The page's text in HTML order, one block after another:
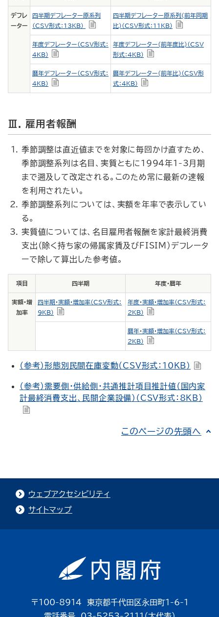
デフレ
ーター
四半期デフレーター原系列
（CSV形式：13KB）
四半期デフレーター原系列(前年同期
比)（CSV形式：11KB）
年度デフレーター（CSV形式：
4KB）
年度デフレーター(前年度比)（CSV
形式：4KB）
暦年デフレーター（CSV形式：
4KB）
暦年デフレーター(前年比)（CSV形
式：4KB）
Ⅲ. 雇用者報酬
季節調整は直近値までを対象に毎回かけ直すため、
季節調整系列は名目、実質ともに1994年1-3月期
まで遡及して改定される。このため常に最新の速報
を利用されたい。
季節調整系列については、実額を年率で表示してい
る。
実質値については、名目雇用者報酬を家計最終消費
支出（除く持ち家の帰属家賃及びFISIM）デフレータ
ーで除して算出した参考値。
項目 四半期 年度・暦年
実額・増
加率
四半期・実額・増加率（CSV形式：
9KB）
年度・実額・増加率（CSV形式：
2KB）
暦年・実額・増加率（CSV形式：
2KB）
（参考）形態別民間在庫変動（CSV形式：10KB）
（参考）需要側・供給側・共通推計項目推計値（国内家
計最終消費支出、民間企業設備）（CSV形式：8KB）
このページの先頭へ
ウェブアクセシビリティ
サイトマップ
〒100-8914 東京都千代田区永田町1-6-1